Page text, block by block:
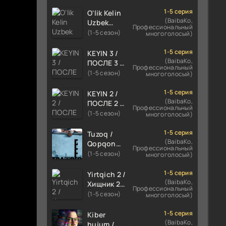
HIND KINO
2024
TARJIMA
Skachat
O'lik Kelin
Uzbek
tilida 2023
Tarjima
kino
skachat
(1-5 сезон)
1-5 серия
(BaibaKo,
Профессиональный
многоголосый)
KEYIN 3 /
ПОСЛЕ 3 /
AFTER 3
FILM
UZBEK
TILIDA
TARJIMA
FILM HD
(1-5 сезон)
1-5 серия
(BaibaKo,
Профессиональный
многоголосый)
KEYIN 2 /
ПОСЛЕ 2 /
AFTER 2
FILM
UZBEK
TILIDA
TARJIMA
FILM HD
(1-5 сезон)
1-5 серия
(BaibaKo,
Профессиональный
многоголосый)
Tuzoq /
Qopqon
Hind
2016 Uzbek
tilida
tarjima film
(1-5 сезон)
1-5 серия
(BaibaKo,
Профессиональный
многоголосый)
Yirtqich 2 /
Хищник 2
Xishnik
tilida 2018-
2024
(1-5 сезон)
1-5 серия
(BaibaKo,
Профессиональный
многоголосый)
Kiber
1-5 серия
(BaibaKo,